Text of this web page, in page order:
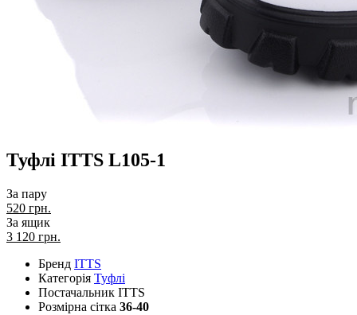
Туфлі ITTS L105-1
За пару
520 грн.
За ящик
3 120 грн.
Бренд ITTS
Категорія Туфлі
Постачальник ITTS
Розмірна сітка 36-40